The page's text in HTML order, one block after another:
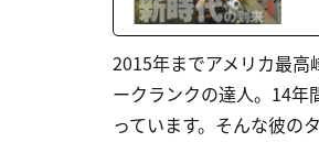
2015年までアメリカ最高
ークランクの達人。14年
っています。そんな彼の